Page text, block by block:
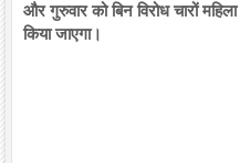
और गुरुवार को बिन विरोध चारों
किया जाएगा।